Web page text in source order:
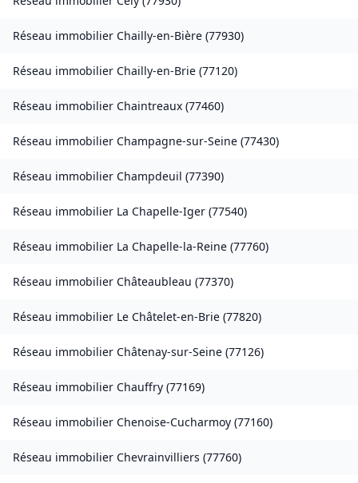
Réseau immobilier Chailly-en-Bière (77930)
Réseau immobilier Chailly-en-Brie (77120)
Réseau immobilier Chaintreaux (77460)
Réseau immobilier Champagne-sur-Seine (77430)
Réseau immobilier Champdeuil (77390)
Réseau immobilier La Chapelle-Iger (77540)
Réseau immobilier La Chapelle-la-Reine (77760)
Réseau immobilier Châteaubleau (77370)
Réseau immobilier Le Châtelet-en-Brie (77820)
Réseau immobilier Châtenay-sur-Seine (77126)
Réseau immobilier Chauffry (77169)
Réseau immobilier Chenoise-Cucharmoy (77160)
Réseau immobilier Chevrainvilliers (77760)